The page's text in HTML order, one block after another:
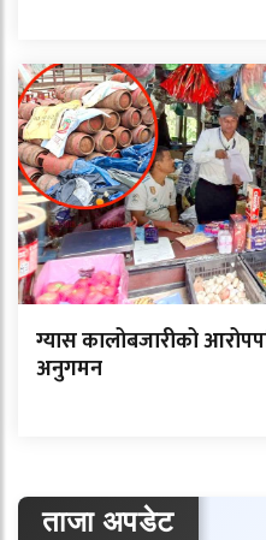
ग्यास कालोबजारीको
अनुगमन
ताजा अपडेट